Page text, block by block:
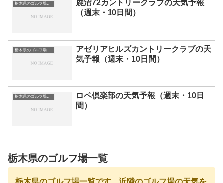
栃木県のゴルフ場一覧｜距離が長い・広いゴルフ場ランキング
鹿沼72カントリークラブの天気予報
（週末・10日間）
栃木県のゴルフ場一覧｜距離が長い・広いゴルフ場ランキング
アゼリアヒルズカントリークラブの天
気予報（週末・10日間）
栃木県のゴルフ場一覧｜距離が長い・広いゴルフ場ランキング
ロペ倶楽部の天気予報（週末・10日
間）
栃木県のゴルフ場一覧
栃木県のゴルフ場一覧です。近隣のゴルフ場の天気を